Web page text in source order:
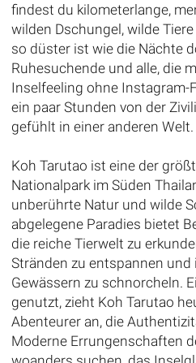
findest du kilometerlange,
wilden Dschungel, wilde
so düster ist wie die Nächte
Ruhesuchende und alle, die
Inselfeeling ohne Instagram-
ein paar Stunden von der
gefühlt in einer anderen Welt.
Koh Tarutao ist eine der
Nationalpark im Süden
unberührte Natur und wilde
abgelegene Paradies bietet
die reiche Tierwelt zu
Stränden zu entspannen und
Gewässern zu schnorcheln.
genutzt, zieht Koh Tarutao
Abenteurer an, die
Moderne Errungenschaften